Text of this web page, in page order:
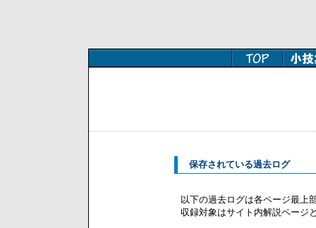
保存されている過去ログ
以下の過去ログは各ページ最上
収録対象はサイト内解説ページ